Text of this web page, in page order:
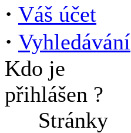
· Váš účet
· Vyhledávání
Kdo je
přihlášen ?
Stránky